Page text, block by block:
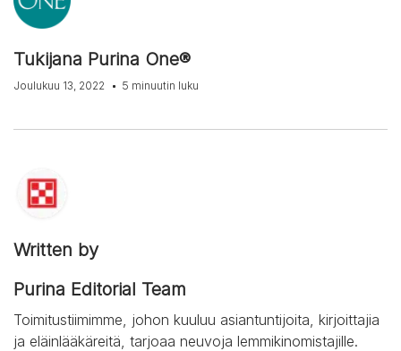
Tukijana Purina One®
Joulukuu 13, 2022 5 minuutin luku
Written by
Purina Editorial Team
Toimitustiimimme, johon kuuluu asiantuntijoita, kirjoittajia
ja eläinlääkäreitä, tarjoaa neuvoja lemmikinomistajille.